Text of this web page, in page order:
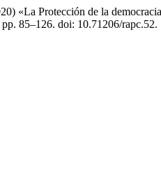
«La Protección de la
85–126. doi: 10.71206/rapc.52.